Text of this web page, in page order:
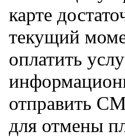
карте
текущий
оплатить
отправить
для отмены